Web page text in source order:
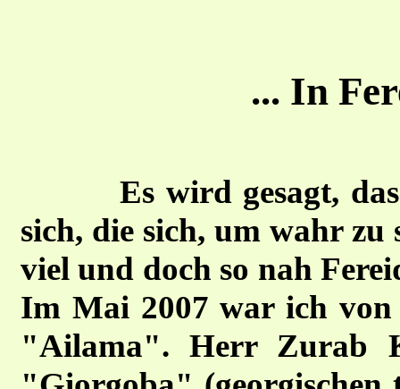
... In
Es wird gesagt,
sich, die sich, um wahr
viel und doch so nah
Im Mai 2007 war ich
"Ailama". Herr Zurab